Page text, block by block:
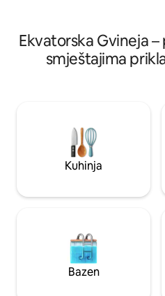
Ekvatorska Gvineja
smještajima
Kuhinja
Bazen